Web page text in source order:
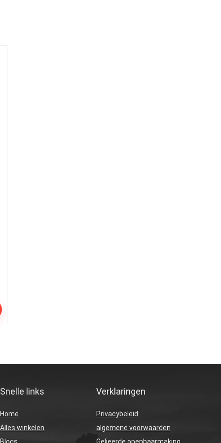
Snelle links
Home
Alles winkelen
Verklaringen
Privacybeleid
algemene voorwaarden